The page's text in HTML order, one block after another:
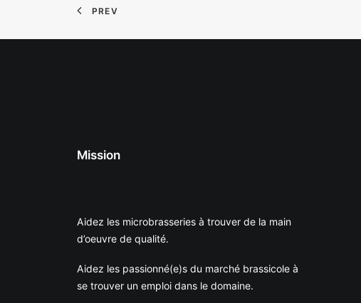
PREV
Mission
Aidez les microbrasseries à trouver de la main
d’oeuvre de qualité.
Aidez les passionné(e)s du marché brassicole à
se trouver un emploi dans le domaine.